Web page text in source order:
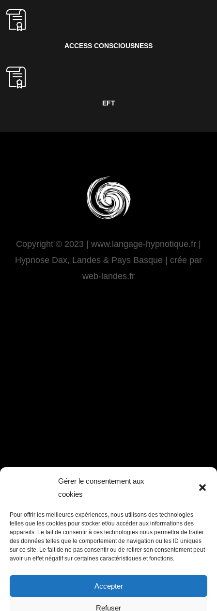
Gérer le consentement aux
cookies
Pour offrir les meilleures expériences, nous utilisons des technologies
telles que les cookies pour stocker et/ou accéder aux informations des
appareils. Le fait de consentir à ces technologies nous permettra de traiter
des données telles que le comportement de navigation ou les ID uniques
sur ce site. Le fait de ne pas consentir ou de retirer son consentement peut
avoir un effet négatif sur certaines caractéristiques et fonctions.
Accepter
Refuser
ACCESS CONSCIOUSNESS
EFT
Copyright © 2023 | www.langage-hypnotique.fr |
Hypnose Dax, Landes & Pays Basque | crée par
web-landes.fr